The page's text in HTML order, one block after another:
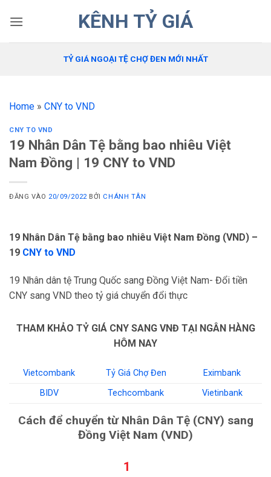
qua
KÊNH TỶ GIÁ
TỶ GIÁ NGOẠI TỆ CHỢ ĐEN MỚI NHẤT
Home » CNY to VND
CNY TO VND
19 Nhân Dân Tệ bằng bao nhiêu Việt
Nam Đồng | 19 CNY to VND
ĐĂNG VÀO 20/09/2022 BỞI CHÁNH TÂN
19 Nhân Dân Tệ bằng bao nhiêu Việt Nam Đồng (VND) –
19 CNY to VND
19 Nhân dân tệ Trung Quốc sang Đồng Việt Nam- Đổi tiền
CNY sang VND theo tỷ giá chuyển đổi thực
THAM KHẢO TỶ GIÁ CNY SANG VNĐ TẠI NGÂN HÀNG
HÔM NAY
Vietcombank Tỷ Giá Chợ Đen
Eximbank
BIDV
Techcombank Vietinbank
Cách để chuyển từ Nhân Dân Tệ (CNY) sang
Đồng Việt Nam (VND)
1